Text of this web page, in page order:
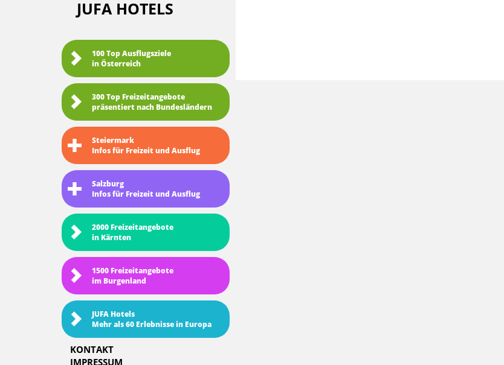
JUFA HOTELS
100 Top Ausflugsziele
in Österreich
300 Top Freizeitangebote
präsentiert nach Bundesländern
Steiermark
Infos für Freizeit und Ausflug
Salzburg
Infos für Freizeit und Ausflug
2000 Freizeitangebote
in Kärnten
1500 Freizeitangebote
im Burgenland
JUFA Hotels
Mehr als 60 Erlebnisse in Europa
KONTAKT
IMPRESSUM